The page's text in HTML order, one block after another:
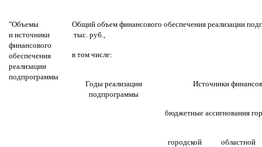
"Объемы
и источники
финансового
обеспечения
реализации
подпрограммы
Общий объем финансового обеспечения реализации
тыс. руб.,
в том числе:
Годы реализации
подпрограммы
Источники
бюджетные ассигнования
городской
областной